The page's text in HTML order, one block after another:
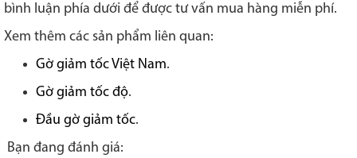
bình luận phía dưới để được tư vấn mua hàng miễn phí.
Xem thêm các sản phẩm liên quan:
Gờ giảm tốc Việt Nam.
Gờ giảm tốc độ.
Đầu gờ giảm tốc.
Bạn đang đánh giá: